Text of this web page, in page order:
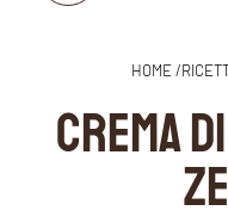
HOME /
Crema